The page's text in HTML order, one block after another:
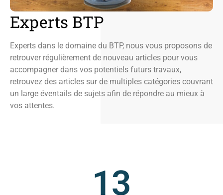
Experts BTP
Experts dans le domaine du BTP, nous vous proposons de
retrouver régulièrement de nouveau articles pour vous
accompagner dans vos potentiels futurs travaux,
retrouvez des articles sur de multiples catégories couvrant
un large éventails de sujets afin de répondre au mieux à
vos attentes.
13